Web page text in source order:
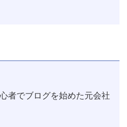
者でブログを始めた元会社